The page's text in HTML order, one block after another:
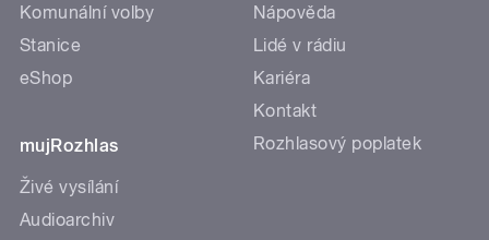
Komunální volby
Stanice
eShop
mujRozhlas
Živé vysílání
Audioarchiv
Nápověda
Lidé v rádiu
Kariéra
Kontakt
Rozhlasový poplatek